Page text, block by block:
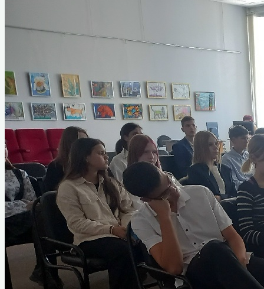
Услуги
Вакансии
Туризм
Полезные ссылки
Служебная информация
Анкетирование о качестве оказания
услуг
Часто задаваемые вопросы. Обратная
связь.
Схема проезда